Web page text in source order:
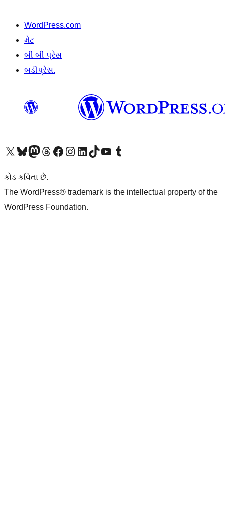
WordPress.com
મેટ
બી બી પ્રેસ
બડીપ્રેસ.
અમારા X (અગાઉ ટ્વિટર) એકાઉન્ટની મુલાકાત લોઅમારા Bluesky એકાઉન્ટની મુલાકાત લોઅમારા માસ્ટોડોન એકાઉન્ટની મુલાકાત લોઅમારા Threads એકાઉન્ટની મુલાકાત લો અમારા ફેસબુક પેજની મુલાકાત લોઅમારા ઇન્સ્ટાગ્રામ એકાઉન્ટની મુલાકાત લો અમારા LinkedIn એકાઉન્ટની મુલાકાત લોઅમારા TikTok એકાઉન્ટની મુલાકાત લોઅમારી YouTube ચેનલની મુલાકાત લો અમારા Tumblr એકાઉન્ટની મુલાકાત લો
કોડ કવિતા છે.
The WordPress® trademark is the intellectual property of the
WordPress Foundation.